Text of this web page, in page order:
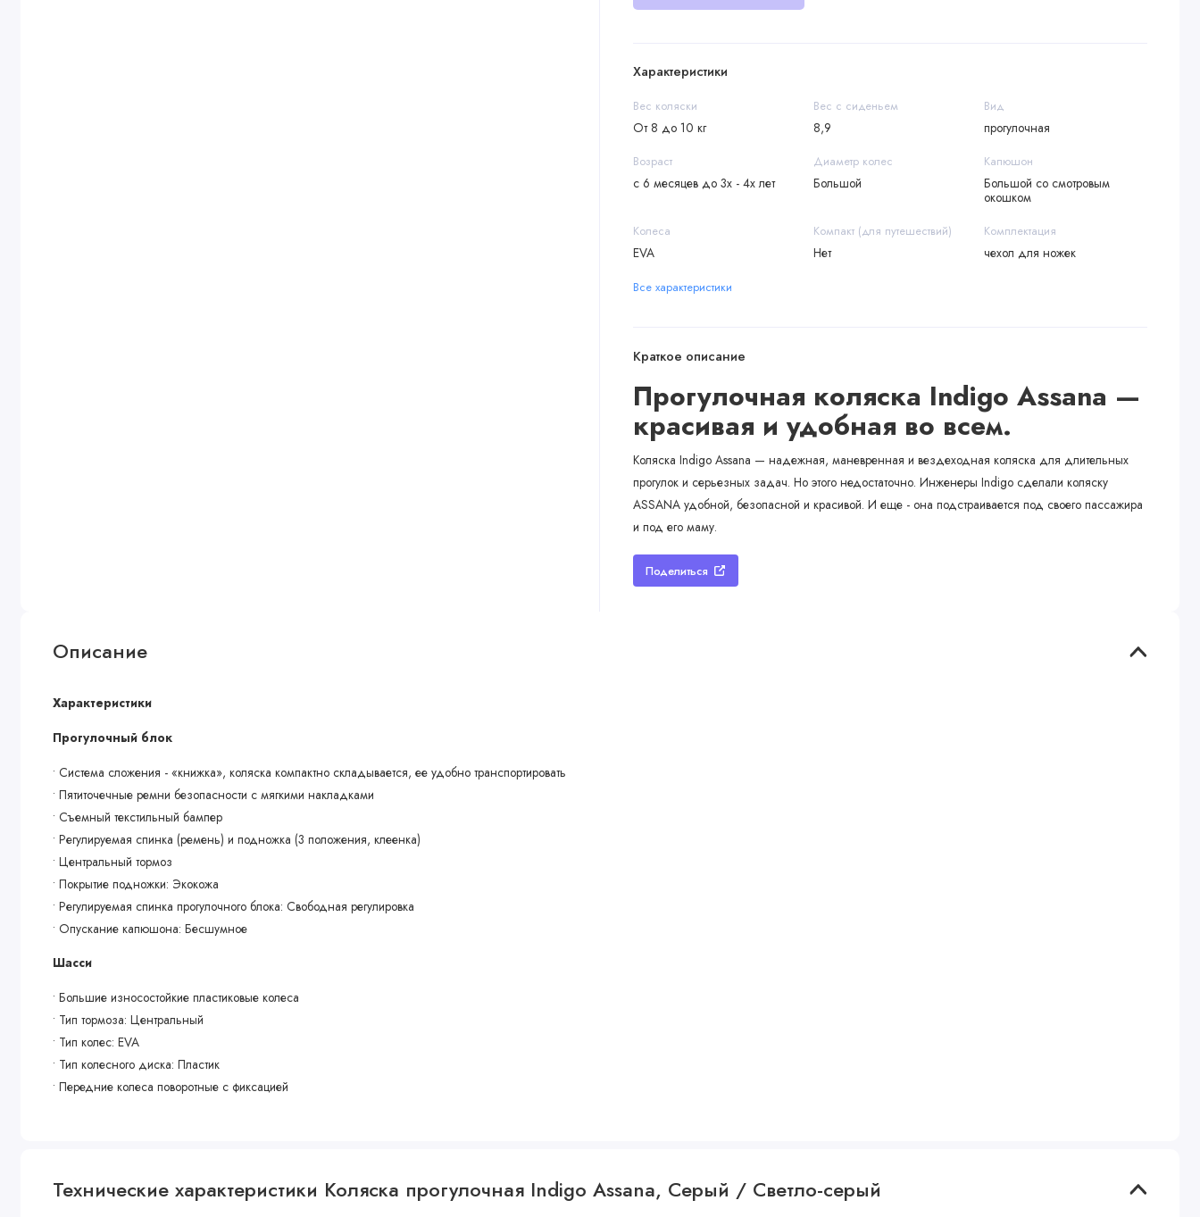
Характеристики
Вес коляски
От 8 до 10 кг
Вес с сиденьем
8,9
Вид
прогулочная
Возраст
с 6 месяцев до 3х - 4х лет
Диаметр колес
Большой
Капюшон
Большой со смотровым
окошком
Колеса
EVA
Компакт (для путешествий)
Нет
Комплектация
чехол для ножек
Все характеристики
Краткое описание
Прогулочная коляска Indigo Assana —
красивая и удобная во всем.
Коляска Indigo Assana — надежная, маневренная и вездеходная коляска для длительных
прогулок и серьезных задач. Но этого недостаточно. Инженеры Indigo сделали коляску
ASSANA удобной, безопасной и красивой. И еще - она ​​подстраивается под своего пассажира
и под его маму.
Поделиться
Описание
Характеристики
Прогулочный блок
• Система сложения - «книжка», коляска компактно складывается, ее удобно транспортировать
• Пятиточечные ремни безопасности с мягкими накладками
• Съемный текстильный бампер
• Регулируемая спинка (ремень) и подножка (3 положения, клеенка)
• Центральный тормоз
• Покрытие подножки: Экокожа
• Регулируемая спинка прогулочного блока: Свободная регулировка
• Опускание капюшона: Бесшумное
Шасси
• Большие износостойкие пластиковые колеса
• Тип тормоза: Центральный
• Тип колес: EVA
• Тип колесного диска: Пластик
• Передние колеса поворотные с фиксацией
• Корзина для багажа
Технические характеристики Коляска прогулочная Indigo Assana, Серый / Светло-серый